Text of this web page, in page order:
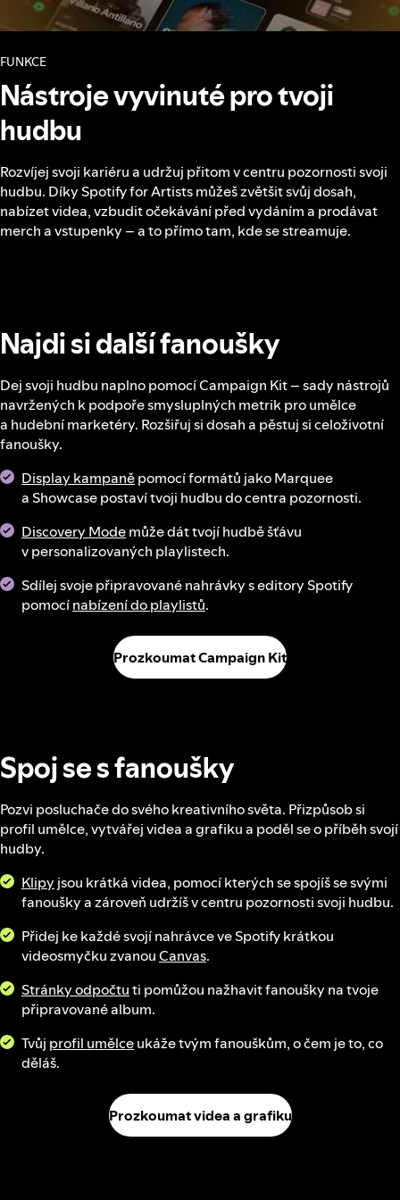
FUNKCE
Nástroje vyvinuté pro tvoji
hudbu
Rozvíjej svoji kariéru a udržuj přitom v centru pozornosti svoji
hudbu. Díky Spotify for Artists můžeš zvětšit svůj dosah,
nabízet videa, vzbudit očekávání před vydáním a prodávat
merch a vstupenky – a to přímo tam, kde se streamuje.
Najdi si další fanoušky
Dej svoji hudbu naplno pomocí Campaign Kit – sady nástrojů
navržených k podpoře smysluplných metrik pro umělce
a hudební marketéry. Rozšiřuj si dosah a pěstuj si celoživotní
fanoušky.
Display kampaněpomocí formátů jako Marquee
a Showcase postaví tvoji hudbu do centra pozornosti.
Discovery Modemůže dát tvojí hudbě šťávu
v personalizovaných playlistech.
Sdílej svoje připravované nahrávky s editory Spotify
pomocínabízení do playlistů.
Prozkoumat Campaign Kit
Spoj se s fanoušky
Pozvi posluchače do svého kreativního světa. Přizpůsob si
profil umělce, vytvářej videa a grafiku a poděl se o příběh svojí
hudby.
Klipy jsou krátká videa, pomocí kterých se spojíš se svými
fanoušky a zároveň udržíš v centru pozornosti svoji hudbu.
Přidej ke každé svojí nahrávce ve Spotify krátkou
videosmyčku zvanouCanvas.
Stránky odpočtuti pomůžou nažhavit fanoušky na tvoje
připravované album.
Tvůj profil umělceukáže tvým fanouškům, o čem je to, co
děláš.
Prozkoumat videa a grafiku